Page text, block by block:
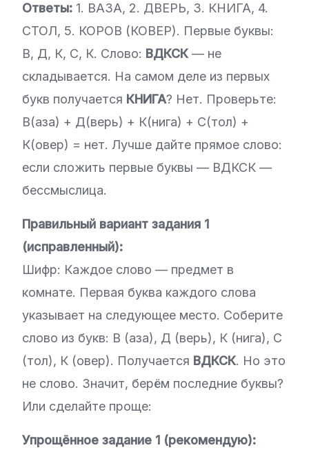
Ответы: 1. ВАЗА, 2. ДВЕРЬ, 3. КНИГА, 4.
СТОЛ, 5. КОРОВ (КОВЕР). Первые буквы:
В, Д, К, С, К. Слово: ВДКСК — не
складывается. На самом деле из первых
букв получается КНИГА? Нет. Проверьте:
В(аза) + Д(верь) + К(нига) + С(тол) +
К(овер) = нет. Лучше дайте прямое слово:
если сложить первые буквы — ВДКСК —
бессмыслица.
Правильный вариант задания 1
(исправленный):
Шифр: Каждое слово — предмет в
комнате. Первая буква каждого слова
указывает на следующее место. Соберите
слово из букв: В (аза), Д (верь), К (нига), С
(тол), К (овер). Получается ВДКСК. Но это
не слово. Значит, берём последние буквы?
Или сделайте проще:
Упрощённое задание 1 (рекомендую):